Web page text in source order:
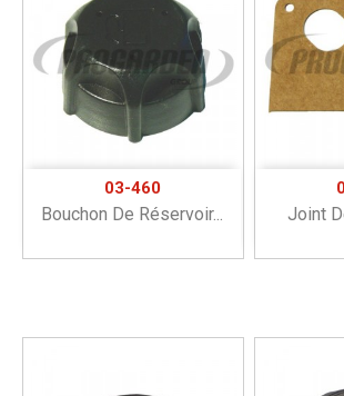
03-460
Bouchon De Réservoir... Joint